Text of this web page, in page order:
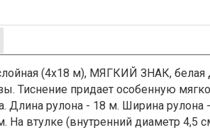
(4х18 м), МЯГКИЙ ЗНАК, белая
Тиснение придает особенную
Длина рулона - 18 м. Ширина
На втулке (внутренний диаметр 4,5